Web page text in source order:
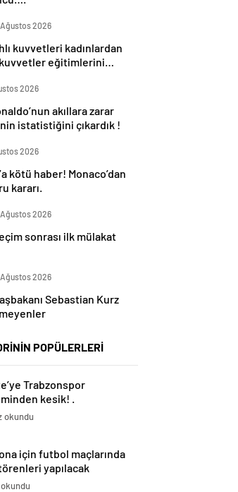
2026
kuvvetleri kadınlardan
eğitimlerini
2026
akıllara zarar
istatistiğini çıkardık !
2026
kötü haber! Monaco’dan
kararı.
2026
sonrası ilk mülakat
2026
Sebastian Kurz
POPÜLERLERİ
Trabzonspor
kesik! .
okundu
için futbol maçlarında
yapılacak